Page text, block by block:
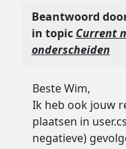
Beantwoord
in topic Current
onderscheiden
Beste Wim,
Ik heb ook jouw
plaatsen in
negatieve)